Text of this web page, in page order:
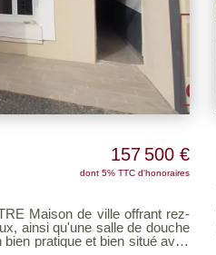
157 500 €
dont 5% TTC d'honoraires
Maison de ville offrant rez-
ainsi qu'une salle de douche